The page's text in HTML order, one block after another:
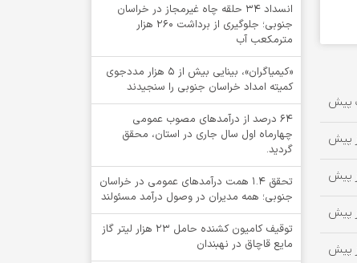
انسداد ۳۴ حلقه چاه غیرمجاز در خراسان
جنوبی؛ جلوگیری از برداشت ۲۶۰ هزار
مترمکعب آب
«کیمیاگران»، بینایی بیش از ۵ هزار مددجوی
کمیته امداد خراسان جنوبی را سنجیدند
64 درصد از درآمدهای مصوب عمومی
چهارماه اول سال جاری در استان، محقق
گردید.
تحقق ۱.۴ همت درآمدهای عمومی در خراسان
جنوبی؛ همه مدیران در وصول درآمد مسئولند
توقيف کامیون کشنده حامل 23 هزار لیتر گاز
مایع قاچاق در نهبندان